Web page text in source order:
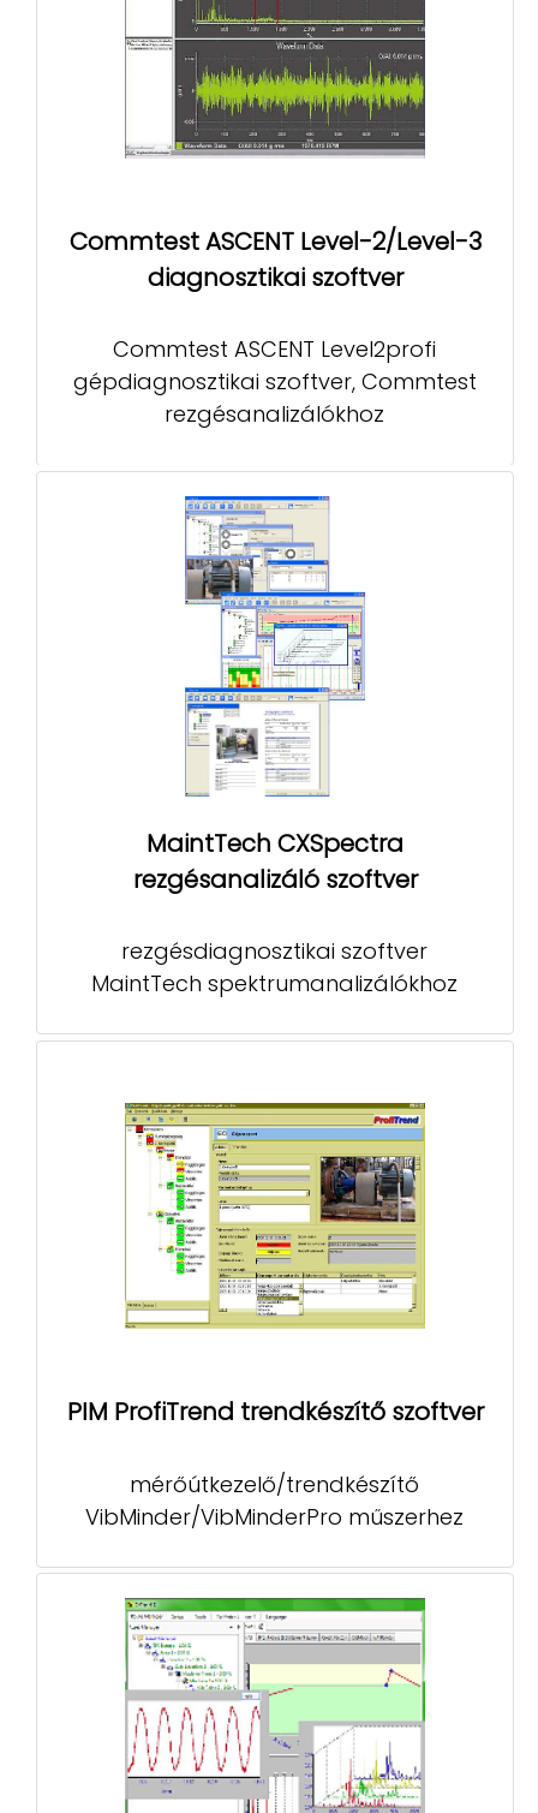
Commtest ASCENT Level-2/Level-3
diagnosztikai szoftver
Commtest ASCENT Level2profi
gépdiagnosztikai szoftver, Commtest
rezgésanalizálókhoz
MaintTech CXSpectra
rezgésanalizáló szoftver
rezgésdiagnosztikai szoftver
MaintTech spektrumanalizálókhoz
PIM ProfiTrend trendkészítő szoftver
mérőútkezelő/trendkészítő
VibMinder/VibMinderPro műszerhez